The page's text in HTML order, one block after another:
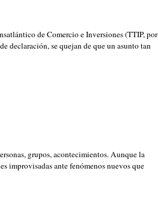
de Comercio e Inversiones (TTIP, por
declaración, se quejan de que un asunto tan
grupos, acontecimientos. Aunque la
improvisadas ante fenómenos nuevos que